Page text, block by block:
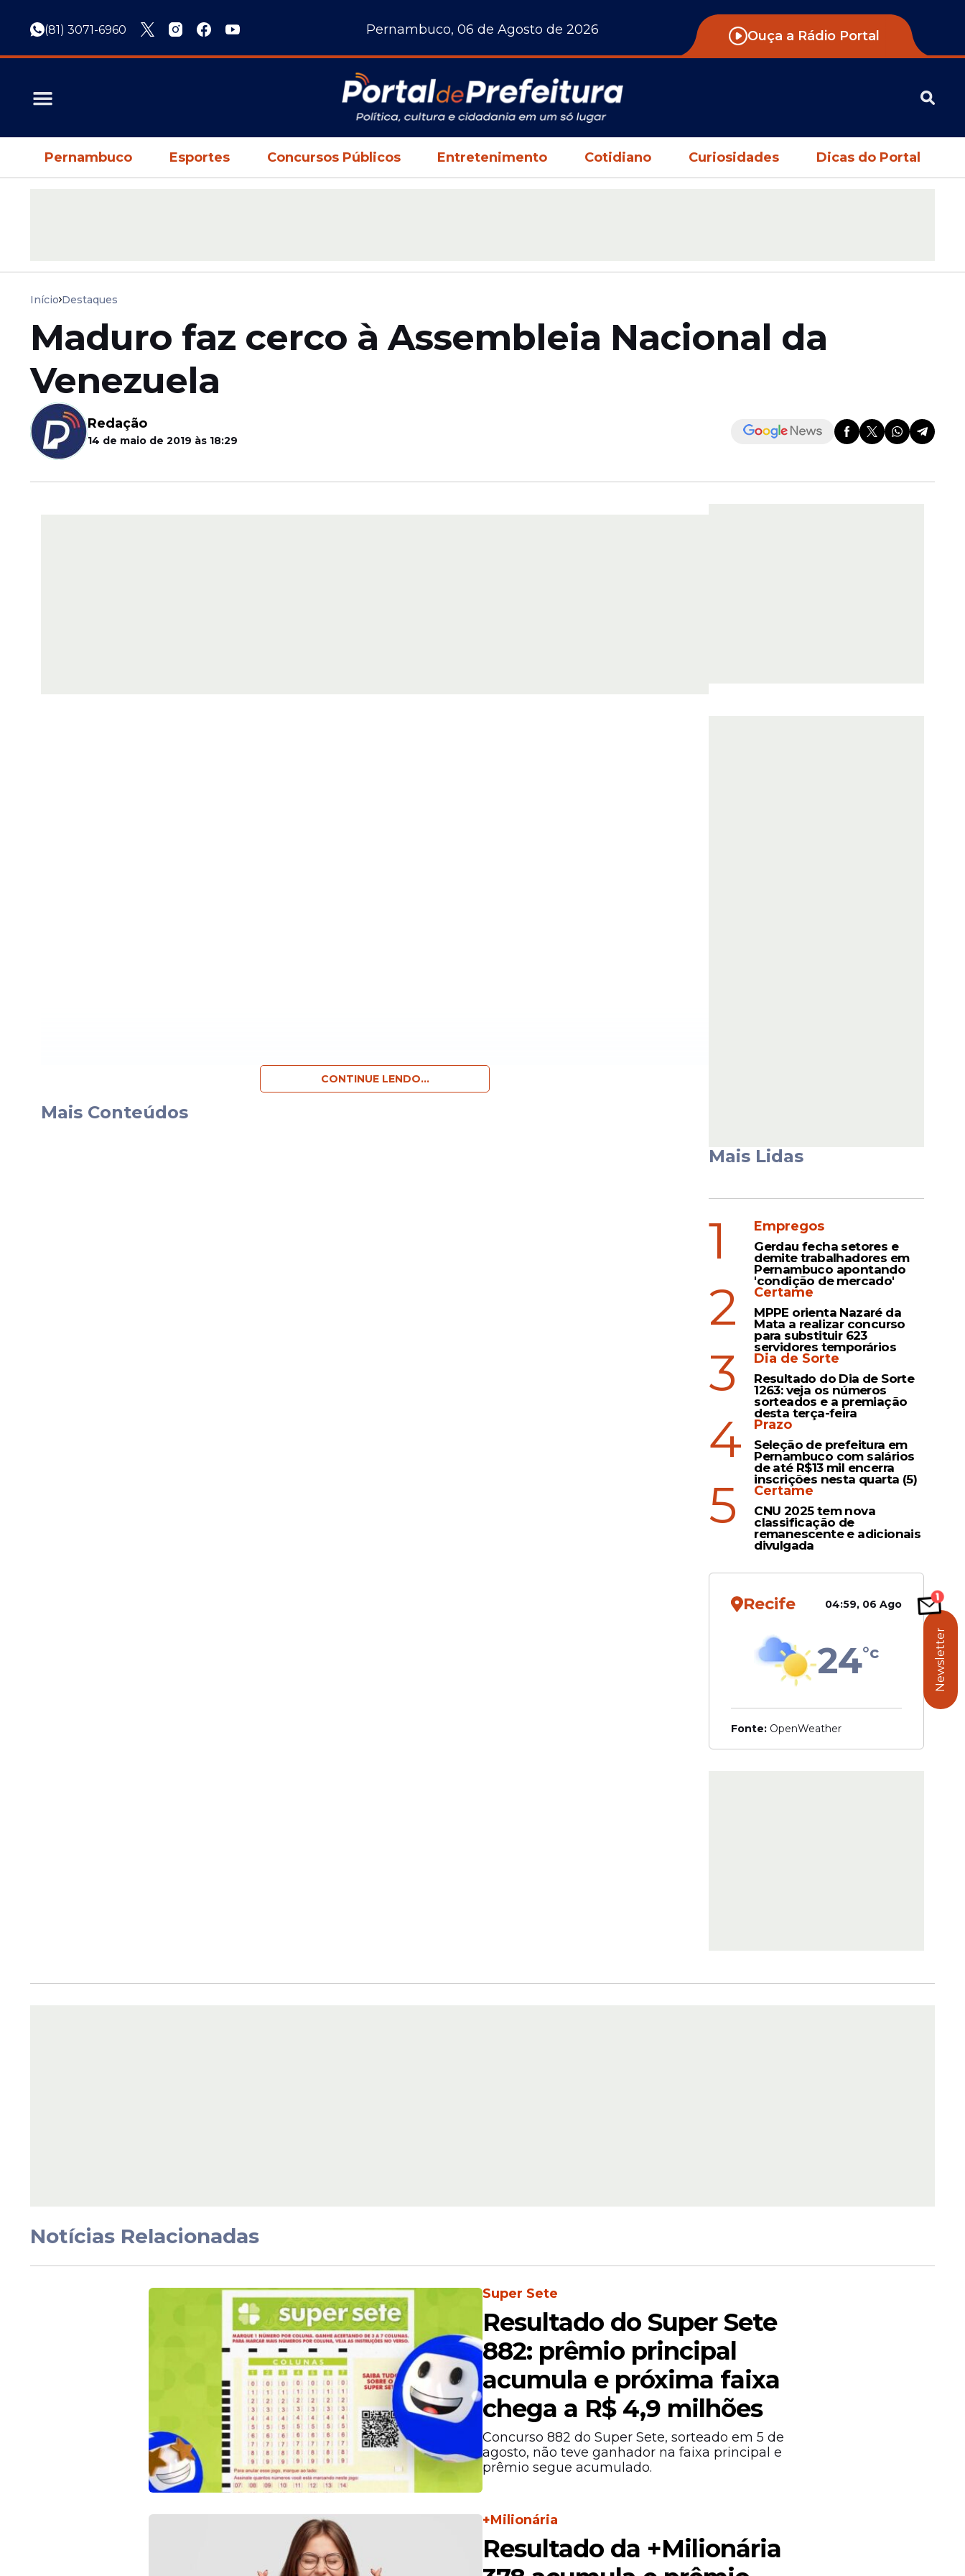
(81) 3071-6960 Pernambuco, 06 de Agosto de 2026 Ouça a Rádio Portal
Pernambuco Esportes Concursos Públicos Entretenimento Cotidiano Curiosidades Dicas do Portal
Início Destaques
Maduro faz cerco à Assembleia Nacional da
Venezuela
Redação
14 de maio de 2019 às 18:29
CONTINUE LENDO...
Mais Conteúdos
Mais Lidas
1 Empregos
Gerdau fecha setores e
demite trabalhadores em
Pernambuco apontando
'condição de mercado'
2 Certame
MPPE orienta Nazaré da
Mata a realizar concurso
para substituir 623
servidores temporários
3 Dia de Sorte
Resultado do Dia de Sorte
1263: veja os números
sorteados e a premiação
desta terça-feira
4 Prazo
Seleção de prefeitura em
Pernambuco com salários
de até R$13 mil encerra
inscrições nesta quarta (5)
5 Certame
CNU 2025 tem nova
classificação de
remanescente e adicionais
divulgada
Recife 04:59, 06 Ago
24°c
Fonte: OpenWeather
Notícias Relacionadas
Super Sete
Resultado do Super Sete
882: prêmio principal
acumula e próxima faixa
chega a R$ 4,9 milhões
Concurso 882 do Super Sete, sorteado em 5 de
agosto, não teve ganhador na faixa principal e
prêmio segue acumulado.
+Milionária
Resultado da +Milionária
Newsletter